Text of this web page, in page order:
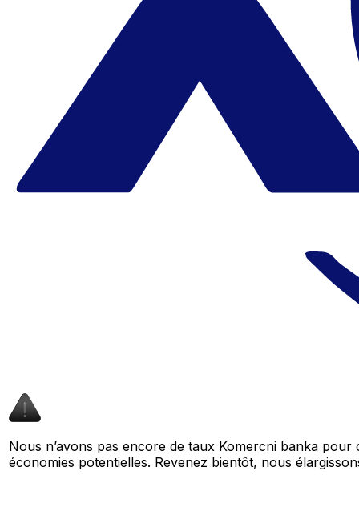
Nous n’avons pas encore de taux Komercni banka
économies potentielles. Revenez bientôt, nous